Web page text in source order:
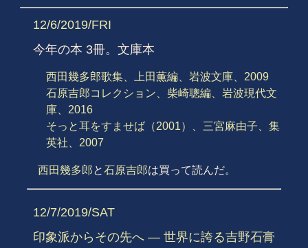
12/6/2019/FRI
今年の本 3冊。文庫本
西田幾多郎歌集、上田薫編、岩波文庫、2009
石原吉郎コレクション、柴崎聰編、岩波現代文
庫、2016
そっと耳をすませば（2001）、三宮麻由子、集
英社、2007
西田幾多郎と石原吉郎は買って読んだ。
12/7/2019/SAT
印象派からその先へ ― 世界に誇る吉野石膏